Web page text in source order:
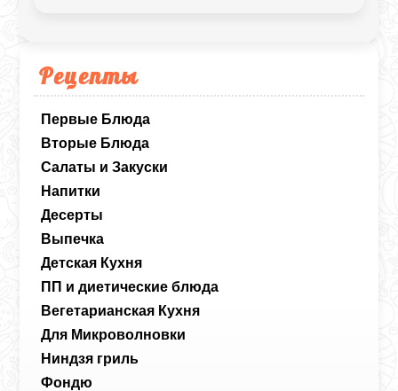
Рецепты
Первые Блюда
Вторые Блюда
Салаты и Закуски
Напитки
Десерты
Выпечка
Детская Кухня
ПП и диетические блюда
Вегетарианская Кухня
Для Микроволновки
Ниндзя гриль
Фондю